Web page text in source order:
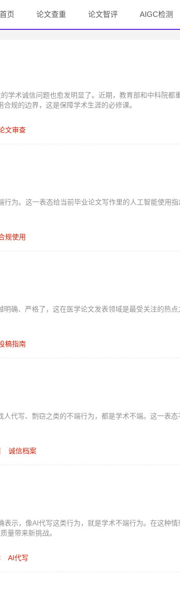
首页 论文查重 论文智评 AIGC检测
学术诚信问题也愈发明显了。近期，教育部和中科院
规的边界，这是保障学术生涯的必修课。
文审查
为。这一表态给当前毕业论文写作里的人工智能使用
规使用
确、严格了，这在医学论文发表领域是最受关注的热点
稿指南
代写、剽窃之类的不端行为，都是学术不端。这一表
诚信档案
示，像AI代写这类行为，就是学术不端行为。在这种
量带来新挑战。
AI代写